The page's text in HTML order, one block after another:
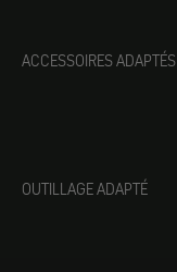
ACCESSOIRES ADAPTÉS
OUTILLAGE ADAPTÉ